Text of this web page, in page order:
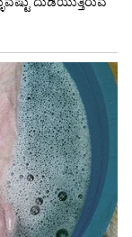
ಆದರೆ ತಮ್ಮ
ಹೋಟೇಲ್
ಶಿಲ್ಪಾ ಕಾಮತ್